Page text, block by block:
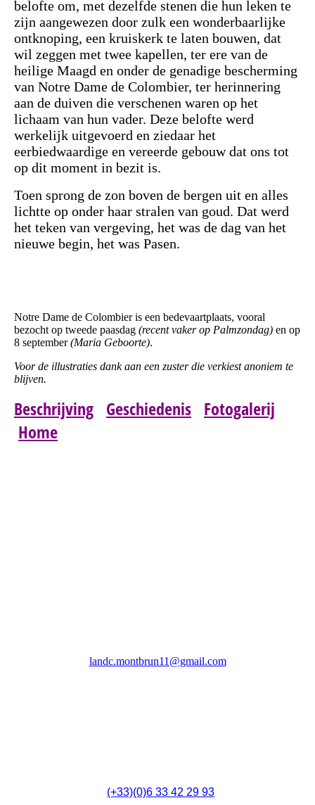
belofte om, met dezelfde stenen die hun leken te
zijn aangewezen door zulk een wonderbaarlijke
ontknoping, een kruiskerk te laten bouwen, dat
wil zeggen met twee kapellen, ter ere van de
heilige Maagd en onder de genadige bescherming
van Notre Dame de Colombier, ter herinnering
aan de duiven die verschenen waren op het
lichaam van hun vader. Deze belofte werd
werkelijk uitgevoerd en ziedaar het
eerbiedwaardige en vereerde gebouw dat ons tot
op dit moment in bezit is.
Toen sprong de zon boven de bergen uit en alles
lichtte op onder haar stralen van goud. Dat werd
het teken van vergeving, het was de dag van het
nieuwe begin, het was Pasen.
Notre Dame de Colombier is een bedevaartplaats, vooral
bezocht op tweede paasdag (recent vaker op Palmzondag) en op
8 september(Maria Geboorte).
Voor de illustraties dank aan een zuster die verkiest anoniem te
blijven.
Beschrijving Geschiedenis Fotogalerij
Home
landc.montbrun11@gmail.com
(+33)(0)6 33 42 29 93